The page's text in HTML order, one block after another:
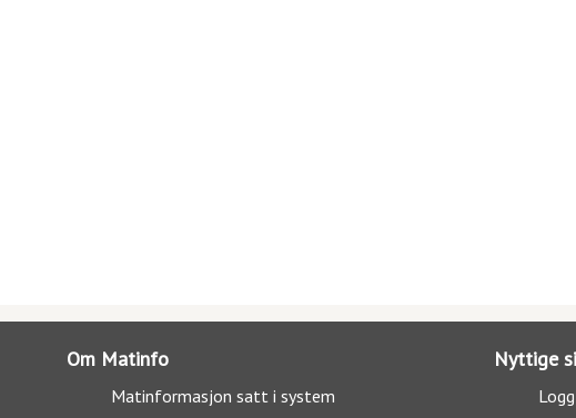
Om Matinfo
Matinformasjon satt i system
Nyttige